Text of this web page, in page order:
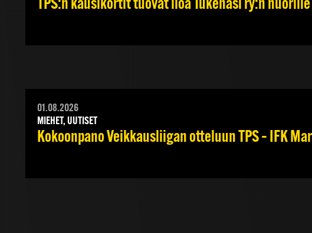
TPS:n kausikortit tuovat iloa Tukenasi ry:n
01.08.2026
MIEHET, UUTISET
Kokoonpano Veikkausliigan otteluun TPS – IFK